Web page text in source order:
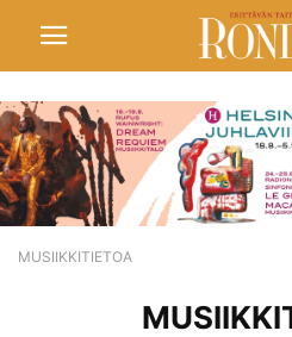
MUSIIKKITIETOA